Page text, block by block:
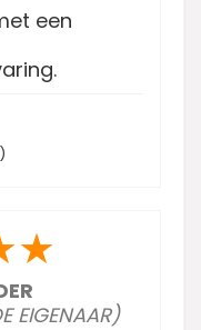
een
)
★
EIGENAAR)